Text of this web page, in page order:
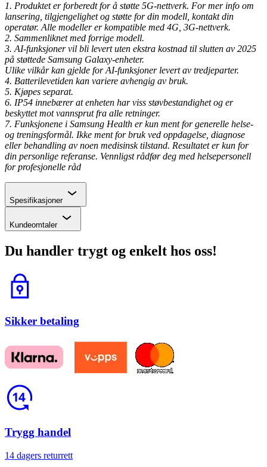
1. Produktet er forberedt for å støtte 5G-nettverk. For mer info om
lansering, tilgjengelighet og støtte for din modell, kontakt din
operatør. Alle modeller er kompatible med 4G, 3G-nettverk.
2. Sammenliknet med forrige modell.
3. AI-funksjoner vil bli levert uten ekstra kostnad til slutten av 2025
på støttede Samsung Galaxy-enheter.
Ulike vilkår kan gjelde for AI-funksjoner levert av tredjeparter.
4. Batterilevetiden kan variere avhengig av bruk.
5. Kjøpes separat.
6. IP54 innebærer at enheten har viss støvbestandighet og er
beskyttet mot vannsprut fra alle retninger.
7. Funksjonene i Samsung Health er kun ment for generelle helse-
og treningsformål. Ikke ment for bruk ved oppdagelse, diagnose
eller behandling av noen medisinsk tilstand. Resultatet er kun for
din personlige referanse. Vennligst rådfør deg med helsepersonell
for profesjonelle råd
Spesifikasjoner
Kundeomtaler
Du handler trygt og enkelt hos oss!
Sikker betaling
Trygg handel
14 dagers returrett